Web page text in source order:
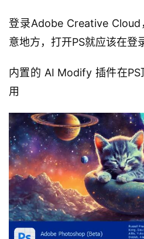
登录Adobe Creative Cloud
意地方，打开PS就应该在登
内置的 AI Modify 插件在
用